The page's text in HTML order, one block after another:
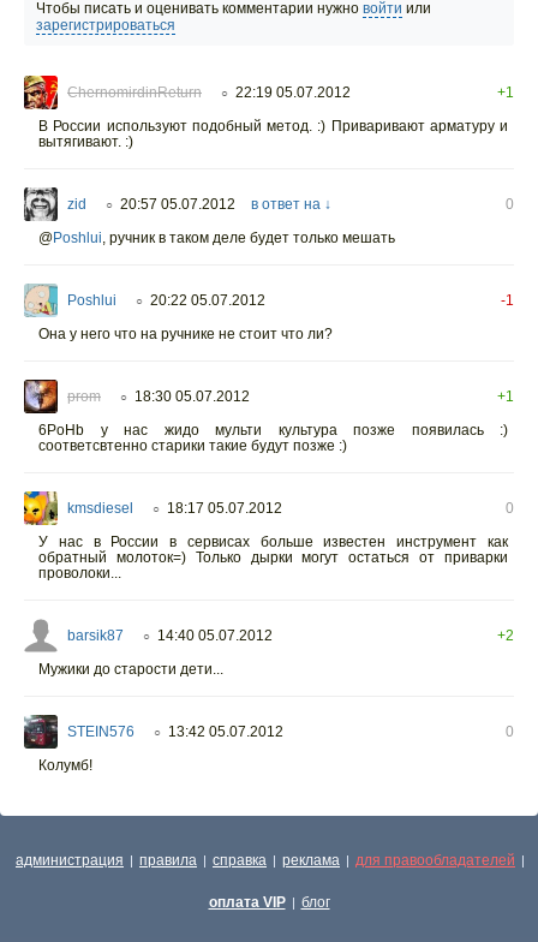
Чтобы писать и оценивать комментарии нужно войти или
зарегистрироваться
ChernomirdinReturn ○ 22:19 05.07.2012
+1
В России используют подобный метод. :) Приваривают арматуру и
вытягивают. :)
zid ○ 20:57 05.07.2012 в ответ на ↓
0
@Poshlui, ручник в таком деле будет только мешать
Poshlui ○ 20:22 05.07.2012
-1
Она у него что на ручнике не стоит что ли?
prom ○ 18:30 05.07.2012
+1
6PoHb у нас жидо мульти культура позже появилась :)
соответсвтенно старики такие будут позже :)
kmsdiesel ○ 18:17 05.07.2012
0
У нас в России в сервисах больше известен инструмент как
обратный молоток=) Только дырки могут остаться от приварки
проволоки...
barsik87 ○ 14:40 05.07.2012
+2
Мужики до старости дети...
STEIN576 ○ 13:42 05.07.2012
0
Колумб!
администрация | правила | справка | реклама | для правообладателей |
оплата VIP | блог